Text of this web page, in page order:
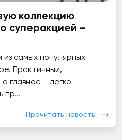
коллекцию
суперакцией –
самых популярных
Практичный,
главное – легко
пр...
Прочитать новость